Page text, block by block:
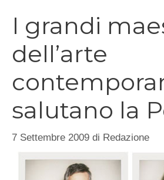
I grandi
dell’arte
salutano la
7 Settembre 2009 di Redazione